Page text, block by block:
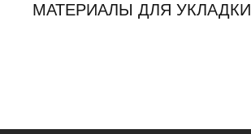
МАТЕРИАЛЫ ДЛЯ УКЛАДКИ